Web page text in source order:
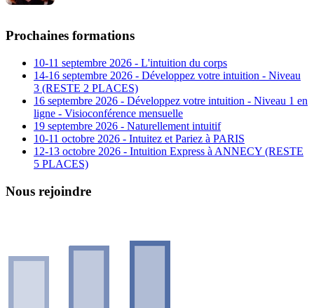
Prochaines formations
10-11 septembre 2026 - L'intuition du corps
14-16 septembre 2026 - Développez votre intuition - Niveau
3 (RESTE 2 PLACES)
16 septembre 2026 - Développez votre intuition - Niveau 1 en
ligne - Visioconférence mensuelle
19 septembre 2026 - Naturellement intuitif
10-11 octobre 2026 - Intuitez et Pariez à PARIS
12-13 octobre 2026 - Intuition Express à ANNECY (RESTE
5 PLACES)
Nous rejoindre